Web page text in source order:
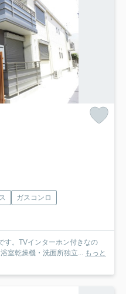
ガスコンロ
す。TVインターホン付きなの
室乾燥機・洗面所独立... もっと